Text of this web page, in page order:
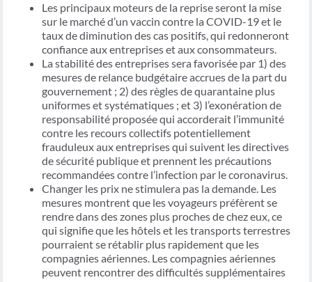
Les principaux moteurs de la reprise seront la mise
sur le marché d’un vaccin contre la COVID-19 et le
taux de diminution des cas positifs, qui redonneront
confiance aux entreprises et aux consommateurs.
La stabilité des entreprises sera favorisée par 1) des
mesures de relance budgétaire accrues de la part du
gouvernement ; 2) des règles de quarantaine plus
uniformes et systématiques ; et 3) l’exonération de
responsabilité proposée qui accorderait l’immunité
contre les recours collectifs potentiellement
frauduleux aux entreprises qui suivent les directives
de sécurité publique et prennent les précautions
recommandées contre l’infection par le coronavirus.
Changer les prix ne stimulera pas la demande. Les
mesures montrent que les voyageurs préfèrent se
rendre dans des zones plus proches de chez eux, ce
qui signifie que les hôtels et les transports terrestres
pourraient se rétablir plus rapidement que les
compagnies aériennes. Les compagnies aériennes
peuvent rencontrer des difficultés supplémentaires